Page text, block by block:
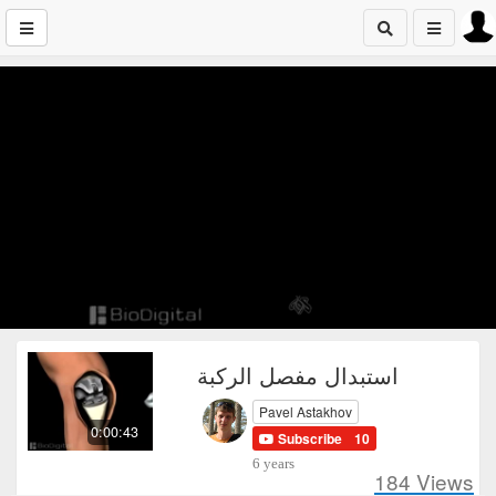
0:00:43
استبدال مفصل الركبة
Pavel Astakhov
Subscribe 10
6 years
184 Views